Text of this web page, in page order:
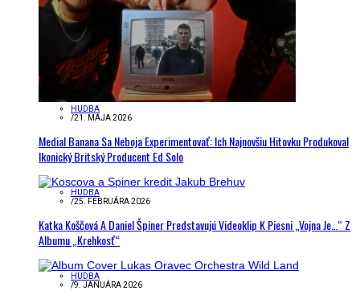
HUDBA
/21. MÁJA 2026
Medial Banana Sa Neboja Experimentovať: Ich Najnovšiu Hitovku Produkoval
Ikonický Britský Producent Ed Solo
HUDBA
/25. FEBRUÁRA 2026
Katka Koščová A Daniel Špiner Predstavujú Videoklip K Piesni „Vojna Je…“ Z
Albumu „Krehkosť“
HUDBA
/9. JANUÁRA 2026